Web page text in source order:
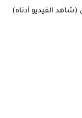
الفيديو أدناه)